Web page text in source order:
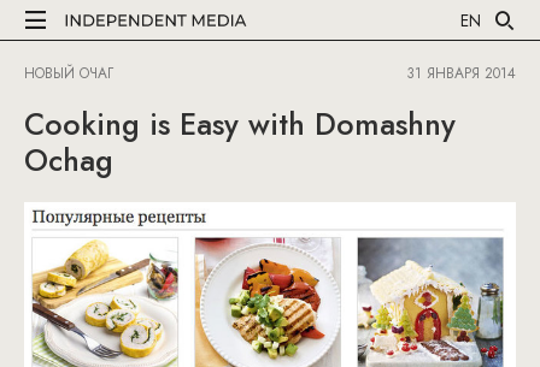
EN
НОВЫЙ ОЧАГ 31 ЯНВАРЯ 2014
Cooking is Easy with Domashny
Ochag